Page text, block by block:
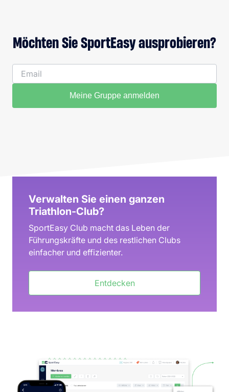
Möchten Sie SportEasy ausprobieren?
Meine Gruppe anmelden
Verwalten Sie einen ganzen
Triathlon-Club?
SportEasy Club macht das Leben der
Führungskräfte und des restlichen Clubs
einfacher und effizienter.
Entdecken